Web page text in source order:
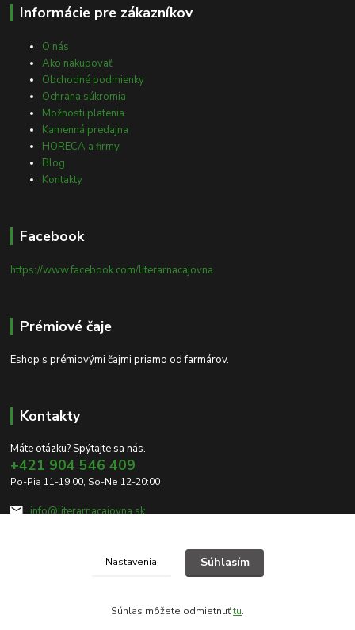
Informácie pre zákazníkov
O nás
Ako nakupovať
Obchodné podmienky
Ochrana súkromia
Možnosti platenia
Kamenná predajna
HORECA a firmy
Blog
Kontakty
Facebook
https://www.facebook.com/literarnacajovna
Prémiové čaje
Eshop s prémiovými čajmi priamo od farmárov.
Kontakty
Máte otázku? Spýtajte sa nás.
+421 904 546 409
Po-Pia 11-19:00, So-Ne 12-20:00
info@literarnacajovna.sk
Nastavenia Súhlasím
Súhlas môžete odmietnuťtu.